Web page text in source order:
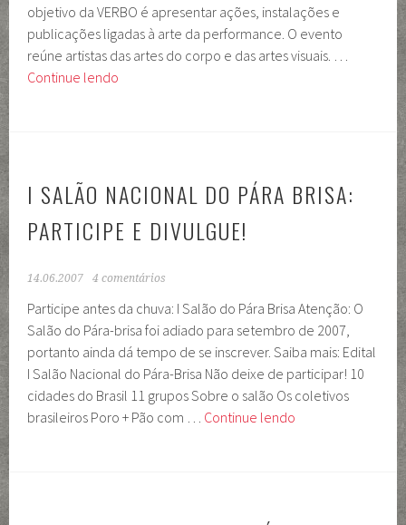
objetivo da VERBO é apresentar ações, instalações e
publicações ligadas à arte da performance. O evento
reúne artistas das artes do corpo e das artes visuais. …
Continue lendo
Instalações
I SALÃO NACIONAL DO PÁRA BRISA:
PARTICIPE E DIVULGUE!
14.06.2007 4 comentários
Participe antes da chuva: I Salão do Pára Brisa Atenção: O
Salão do Pára-brisa foi adiado para setembro de 2007,
portanto ainda dá tempo de se inscrever. Saiba mais: Edital
I Salão Nacional do Pára-Brisa Não deixe de participar! 10
cidades do Brasil 11 grupos Sobre o salão Os coletivos
brasileiros Poro + Pão com … Continue lendo